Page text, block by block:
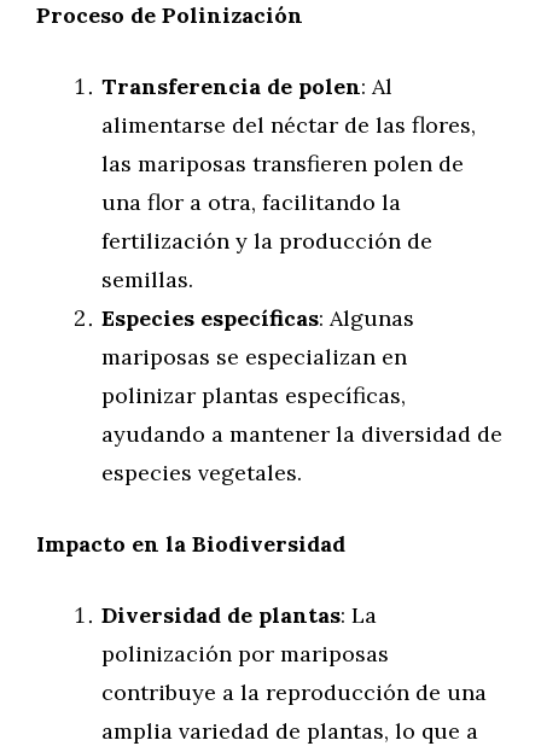
Proceso de Polinización
Transferencia de polen: Al
alimentarse del néctar de las flores,
las mariposas transfieren polen de
una flor a otra, facilitando la
fertilización y la producción de
semillas.
Especies específicas: Algunas
mariposas se especializan en
polinizar plantas específicas,
ayudando a mantener la diversidad de
especies vegetales.
Impacto en la Biodiversidad
Diversidad de plantas: La
polinización por mariposas
contribuye a la reproducción de una
amplia variedad de plantas, lo que a